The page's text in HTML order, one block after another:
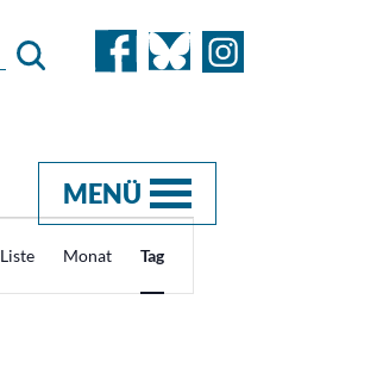
MENÜ
Veranstaltung
Ansichten-
Navigation
Liste Monat Tag